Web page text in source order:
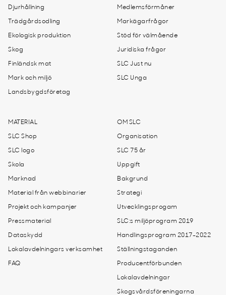
Djurhållning
Trädgårdsodling
Ekologisk produktion
Skog
Finländsk mat
Mark och miljö
Landsbygdsföretag
Medlemsförmåner
Markägarfrågor
Stöd för välmående
Juridiska frågor
SLC Just nu
SLC Unga
MATERIAL
SLC Shop
SLC logo
Skola
Marknad
Material från webbinarier
Projekt och kampanjer
Pressmaterial
Dataskydd
Lokalavdelningars verksamhet
FAQ
OM SLC
Organisation
SLC 75 år
Uppgift
Bakgrund
Strategi
Utvecklingsprogam
SLC:s miljöprogram 2019
Handlingsprogram 2017-2022
Ställningstaganden
Producentförbunden
Lokalavdelningar
Skogsvårdsföreningarna